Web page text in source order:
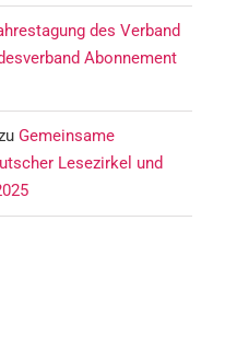
des Verband
Abonnement
Gemeinsame
Lesezirkel und